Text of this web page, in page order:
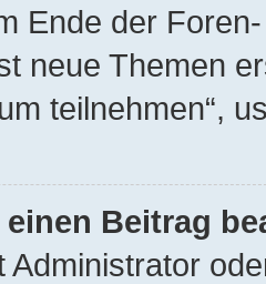
Ende der
neue Themen
teilnehmen“,
Beitrag
Administrator